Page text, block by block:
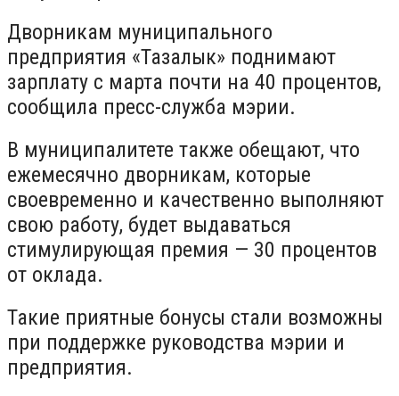
Дворникам муниципального
предприятия «Тазалык» поднимают
зарплату с марта почти на 40 процентов,
сообщила пресс-служба мэрии.
В муниципалитете также обещают, что
ежемесячно дворникам, которые
своевременно и качественно выполняют
свою работу, будет выдаваться
стимулирующая премия — 30 процентов
от оклада.
Такие приятные бонусы стали возможны
при поддержке руководства мэрии и
предприятия.